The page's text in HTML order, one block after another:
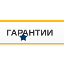
ГАРАНТИИ